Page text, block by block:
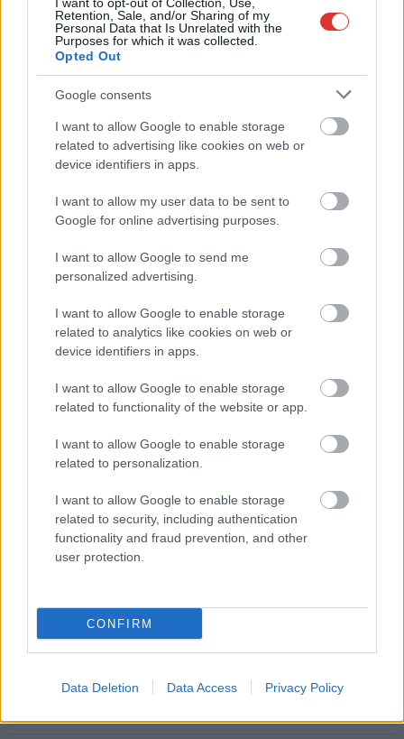
Retention, Sale, and/or Sharing of my
Personal Data that Is Unrelated with the
Purposes for which it was collected.
Opted Out
Google consents
I want to allow Google to enable storage
related to advertising like cookies on web or
device identifiers in apps.
I want to allow my user data to be sent to
Google for online advertising purposes.
I want to allow Google to send me
personalized advertising.
I want to allow Google to enable storage
related to analytics like cookies on web or
device identifiers in apps.
I want to allow Google to enable storage
related to functionality of the website or app.
I want to allow Google to enable storage
related to personalization.
I want to allow Google to enable storage
related to security, including authentication
functionality and fraud prevention, and other
user protection.
CONFIRM
Data Deletion Data Access Privacy Policy
állapotban levő buszmegálló mutatja, hogy Szolnok mennyire
élhető város
Pénteken újra csökken a benzin és a gázolaj ára is
Napokon belül megválasztja az új köztársasági elnököt az
Országgyűlés
Kiterjedt tüzek pusztítanak az országban, köztük Karcagon
javítottak, helikoptereket is bevetettek a tüzeknél
számoltak be a szolnoki börtönből
Váratlan fennakadás borította fel a Szolnok–Kecskemét
vasútvonal közlekedését
A polgármester a szolnoki cégekhez fordult: több száz
elbocsátott dolgozón segítene
Csődbe ment a tószegi Accell Hunland, a hazai
kerékpárgyártás meghatározó szereplője
Egyszer fent, egyszer lent, így festett a Duna a két évvel
ezelőtti árvíz idején és így most – fotógyűjtemény
ugyanazokból a szögekből
Ilyenek eddig a tapasztalatok a vendégektől – a hőhullám
miatt ingyenes a strandolás Szolnokon
Elérhetőség
Adatkezelési tájékoztató
Etikai és függetlenségi alapelvek
Hirdetési árak